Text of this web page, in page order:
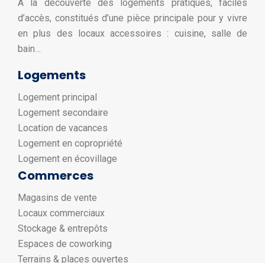
À la découverte des logements pratiques, faciles
d’accès, constitués d’une pièce principale pour y vivre
en plus des locaux accessoires : cuisine, salle de
bain…
Logements
Logement principal
Logement secondaire
Location de vacances
Logement en copropriété
Logement en écovillage
Commerces
Magasins de vente
Locaux commerciaux
Stockage & entrepôts
Espaces de coworking
Terrains & places ouvertes